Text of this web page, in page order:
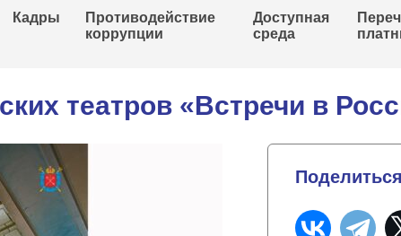
Кадры
Противодействие
коррупции
Доступная
среда
театров «Встречи в